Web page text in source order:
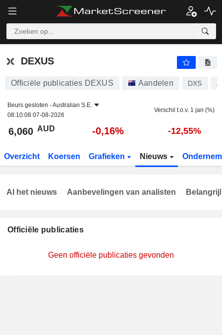
DEXUS
DEXUS
Officiële publicaties DEXUS Aandelen DXS
Beurs gesloten -Australian S.E.
08:10:08 07-08-2026
Verschil t.o.v. 1 jan (%)
6,060 AUD -0,16% -12,55%
Overzicht Koersen Grafieken Nieuws
Officiële publicaties
Geen officiële publicaties gevonden
Al het nieuws Aanbevelingen van analisten